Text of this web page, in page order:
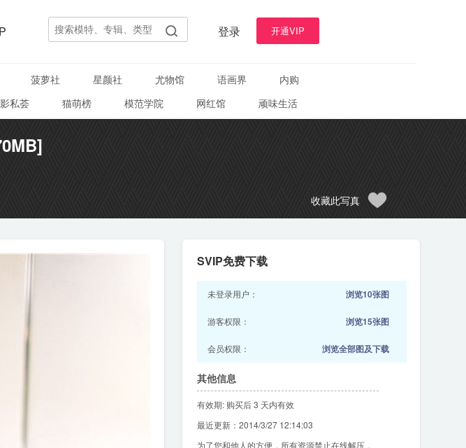
登录 开通VIP
菠萝社 星颜社 尤物馆 语画界
内购
影私荟 猫萌榜 模范学院 网红馆 顽味生活
收藏此写真
SVIP免费下载
未登录用户： 浏览10张图
游客权限： 浏览15张图
会员权限： 浏览全部图及下载
其他信息
有效期: 购买后 3 天内有效
最近更新：2014/3/27 12:14:03
为了您和他人的方便，所有资源禁止在线解压，